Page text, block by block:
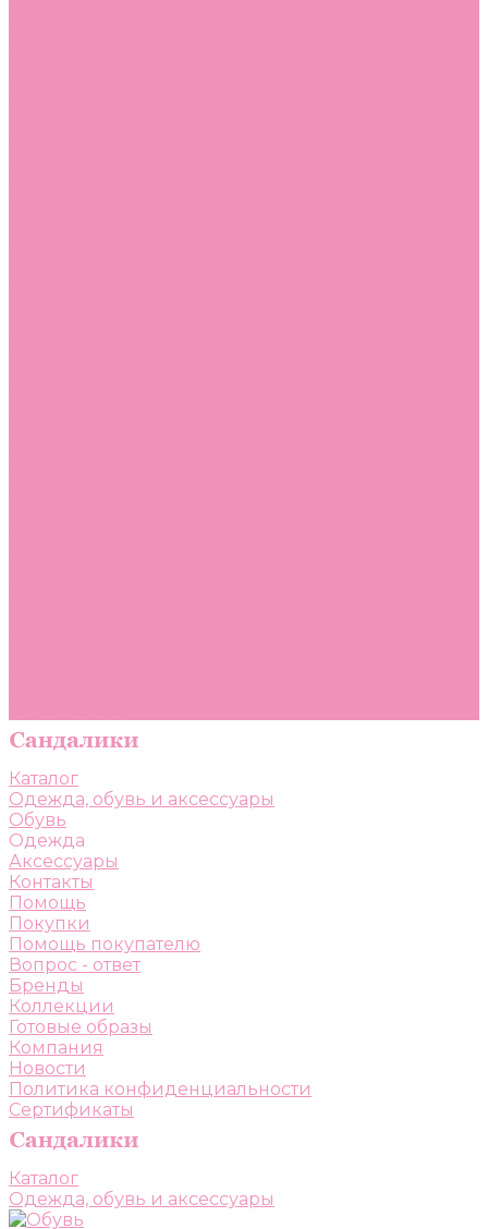
Каталог
Одежда, обувь и аксессуары
Обувь
Одежда
Аксессуары
Контакты
Помощь
Покупки
Помощь покупателю
Вопрос - ответ
Бренды
Коллекции
Готовые образы
Компания
Новости
Политика конфиденциальности
Сертификаты
Каталог
Одежда, обувь и аксессуары